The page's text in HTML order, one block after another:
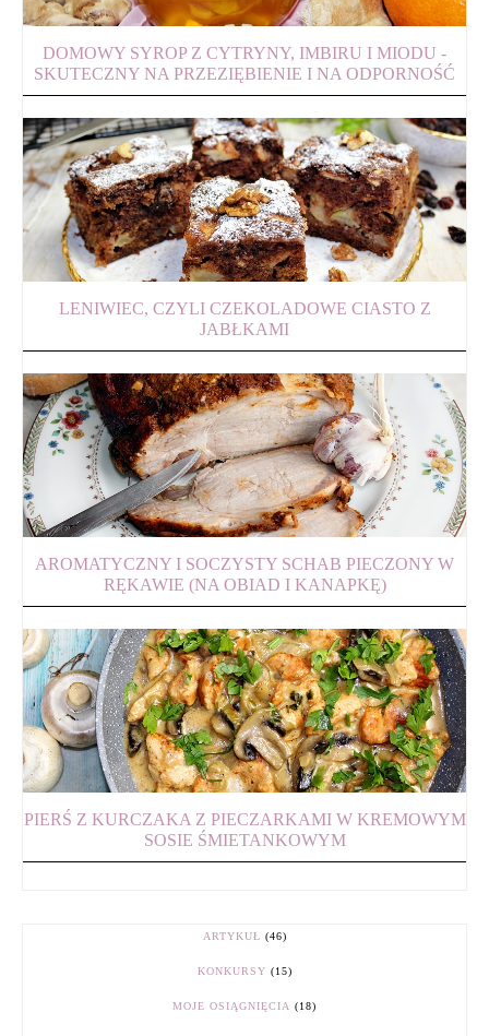
DOMOWY SYROP Z CYTRYNY, IMBIRU I MIODU -
SKUTECZNY NA PRZEZIĘBIENIE I NA ODPORNOŚĆ
LENIWIEC, CZYLI CZEKOLADOWE CIASTO Z
JABŁKAMI
AROMATYCZNY I SOCZYSTY SCHAB PIECZONY W
RĘKAWIE (NA OBIAD I KANAPKĘ)
PIERŚ Z KURCZAKA Z PIECZARKAMI W KREMOWYM
SOSIE ŚMIETANKOWYM
ARTYKUŁ (46)
KONKURSY (15)
MOJE OSIĄGNIĘCIA (18)